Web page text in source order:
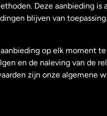
Deze aanbieding is
blijven van
op elk moment
en de naleving van de
zijn onze algemene